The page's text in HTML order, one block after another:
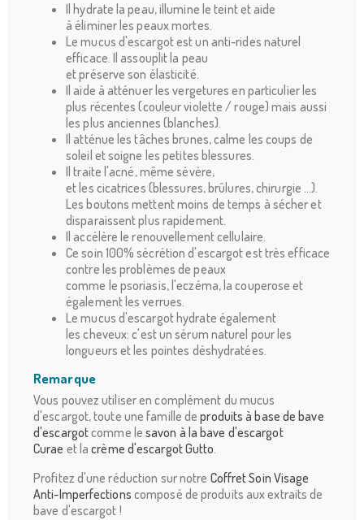
Il hydrate la peau, illumine le teint et aide
à éliminer les peaux mortes.
Le mucus d'escargot est un anti-rides naturel
efficace. Il assouplit la peau
et préserve son élasticité.
Il aide à atténuer les vergetures en particulier les
plus récentes (couleur violette / rouge) mais aussi
les plus anciennes (blanches).
Il atténue les tâches brunes, calme les coups de
soleil et soigne les petites blessures.
Il traite l'acné, même sévère,
et les cicatrices (blessures, brûlures, chirurgie ...).
Les boutons mettent moins de temps à sécher et
disparaissent plus rapidement.
Il accélère le renouvellement cellulaire.
Ce soin 100% sécrétion d'escargot est très efficace
contre les problèmes de peaux
comme le psoriasis, l'eczéma, la couperose et
également les verrues.
Le mucus d'escargot hydrate également
les cheveux: c'est un sérum naturel pour les
longueurs et les pointes déshydratées.
Remarque
Vous pouvez utiliser en complément du mucus
d'escargot, toute une famille deproduits à base de bave
d'escargotcomme le savon à la bave d'escargot
Curae et lacrème d'escargot Gutto.
Profitez d'une réduction sur notre Coffret Soin Visage
Anti-Imperfections composé de produits aux extraits de
bave d'escargot !